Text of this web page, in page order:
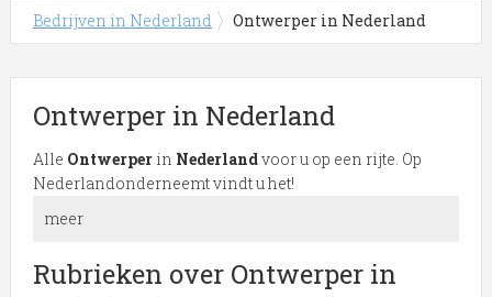
Bedrijven in Nederland Ontwerper in Nederland
Ontwerper in Nederland
Alle Ontwerperin Nederlandvoor u op een rijte. Op
Nederlandonderneemt vindt u het!
meer
Meer over Ontwerper in
Rubrieken over Ontwerper in